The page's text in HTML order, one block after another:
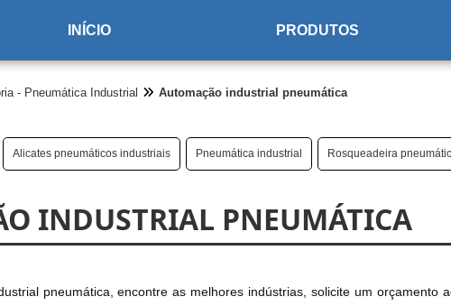
INÍCIO PRODUTOS
- Pneumática Industrial Automação industrial pneumática
Alicates pneumáticos industriais Pneumática industrial Rosqueadeira
INDUSTRIAL PNEUMÁTICA
pneumática, encontre as melhores indústrias, solicite um orçamento